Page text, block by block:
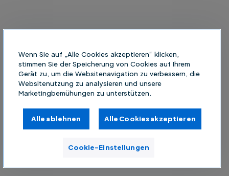
Wenn Sie auf „Alle Cookies akzeptieren“ klicken,
stimmen Sie der Speicherung von Cookies auf Ihrem
Gerät zu, um die Websitenavigation zu verbessern, die
Websitenutzung zu analysieren und unsere
Marketingbemühungen zu unterstützen.
Alle ablehnen Alle Cookies akzeptieren
Cookie-Einstellungen